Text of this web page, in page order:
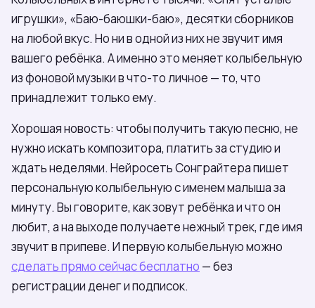
игрушки», «Баю-баюшки-баю», десятки сборников
на любой вкус. Но ни в одной из них не звучит имя
вашего ребёнка. А именно это меняет колыбельную
из фоновой музыки в что-то личное — то, что
принадлежит только ему.
Хорошая новость: чтобы получить такую песню, не
нужно искать композитора, платить за студию и
ждать неделями. Нейросеть Сонграйтера пишет
персональную колыбельную с именем малыша за
минуту. Вы говорите, как зовут ребёнка и что он
любит, а на выходе получаете нежный трек, где имя
звучит в припеве. И первую колыбельную можно
сделать прямо сейчас бесплатно — без
регистрации денег и подписок.